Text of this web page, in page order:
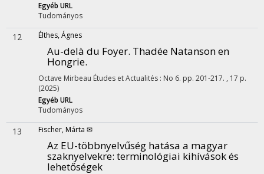
Egyéb URL
Tudományos
12 Élthes, Ágnes
Au-delà du Foyer. Thadée Natanson en
Hongrie.
Octave Mirbeau Études et Actualités : No 6. pp. 201-217. , 17 p.
(2025)
Egyéb URL
Tudományos
13 Fischer, Márta ✉
Az EU-többnyelvűség hatása a magyar
szaknyelvekre: terminológiai kihívások és
lehetőségek